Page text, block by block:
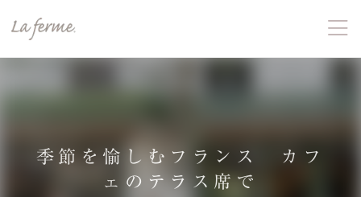
季節を愉しむフランス カフ
ェのテラス席で